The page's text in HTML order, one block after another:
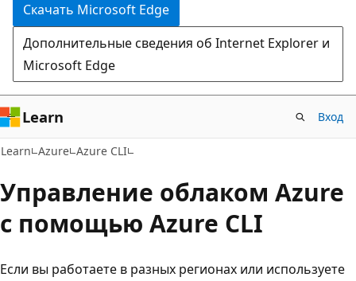
Скачать Microsoft Edge
Дополнительные сведения об Internet Explorer и
Microsoft Edge
Learn Вход
Learn Azure Azure CLI
Управление облаком Azure
с помощью Azure CLI
Если вы работаете в разных регионах или используете